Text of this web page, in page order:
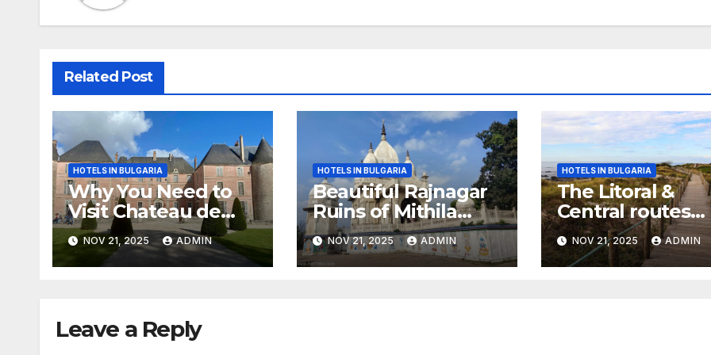
Related Post
HOTELS IN BULGARIA
Why You Need to
Visit Chateau de
Meung sur Loire
NOV 21, 2025 ADMIN
HOTELS IN BULGARIA
Beautiful Rajnagar
Ruins of Mithila
Bihar
NOV 21, 2025 ADMIN
HOTELS IN BULGARIA
The Litoral &
Central routes
combined,
Portuguese
NOV 21, 2025 ADMIN
Leave a Reply